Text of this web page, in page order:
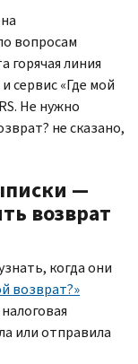
вопросам
горячая линия
сервис «Где мой
Не нужно
не сказано,
—
возврат
когда они
возврат?»
или отправила